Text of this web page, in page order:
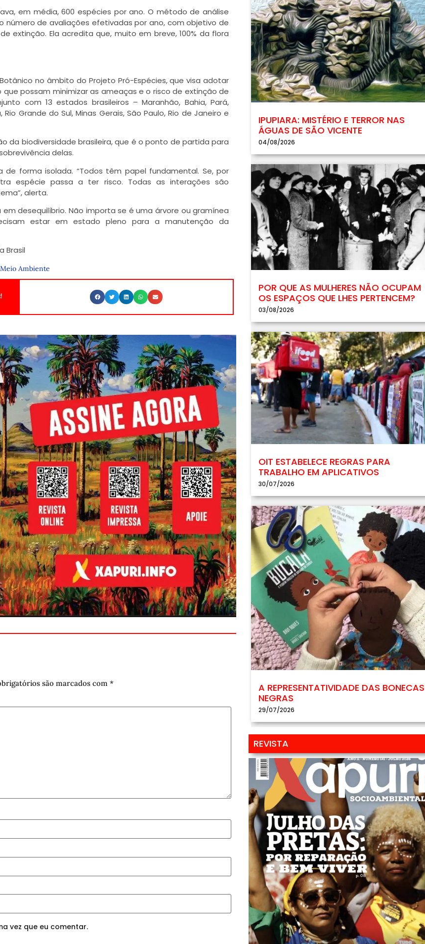
em média, 600 espécies por ano. O método de análise
número de avaliações efetivadas por ano, com objetivo de
extinção. Ela acredita que, muito em breve, 100% da flora
no âmbito do Projeto Pró-Espécies, que visa adotar
possam minimizar as ameaças e o risco de extinção de
com 13 estados brasileiros – Maranhão, Bahia, Pará,
Grande do Sul, Minas Gerais, São Paulo, Rio de Janeiro e
da biodiversidade brasileira, que é o ponto de partida para
delas.
forma isolada. “Todos têm papel fundamental. Se, por
espécie passa a ter risco. Todas as interações são
alerta.
desequilíbrio. Não importa se é uma árvore ou gramínea
estar em estado pleno para a manutenção da
Brasil
Meio Ambiente
são marcados com *
vez que eu comentar.
IPUPIARA: MISTÉRIO E TERROR NAS
ÁGUAS DE SÃO VICENTE
04/08/2026
POR QUE AS MULHERES NÃO OCUPAM
OS ESPAÇOS QUE LHES PERTENCEM?
03/08/2026
OIT ESTABELECE REGRAS PARA
TRABALHO EM APLICATIVOS
30/07/2026
A REPRESENTATIVIDADE DAS BONECAS
NEGRAS
29/07/2026
REVISTA